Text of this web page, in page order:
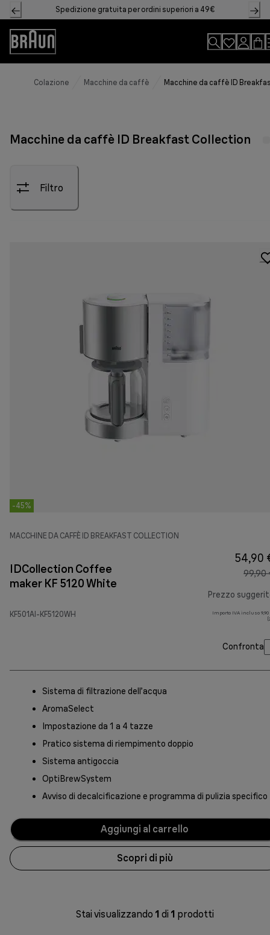
Skip
to
Content
Spedizione gratuita per ordini superiori a 49€
Accessibility
Statement
Colazione Macchine da caffè Macchine da caffè ID
Macchine da caffè ID Breakfast Collection
Filtro
-45%
MACCHINE DA CAFFÈ ID BREAKFAST COLLECTION
IDCollection Coffee
maker KF 5120 White
KF501AI-KF5120WH
54,90
99,90
Prezzo
Importo IVA incluso
Confronta
Sistema di filtrazione dell’acqua
AromaSelect
Impostazione da 1 a 4 tazze
Pratico sistema di riempimento doppio
Sistema antigoccia
OptiBrewSystem
Avviso di decalcificazione e programma di pulizia specifico
Aggiungi al carrello
Scopri di più
Stai visualizzando 1 di 1 prodotti